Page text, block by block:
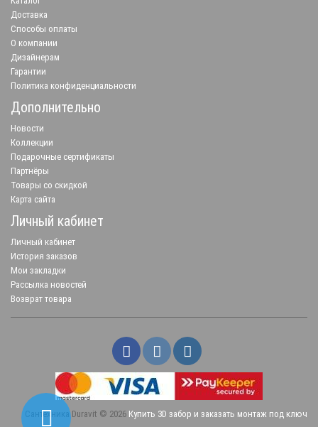
Доставка
Способы оплаты
О компании
Дизайнерам
Гарантии
Политика конфиденциальности
Дополнительно
Новости
Коллекции
Подарочные сертификаты
Партнёры
Товары со скидкой
Карта сайта
Личный кабинет
Личный кабинет
История заказов
Мои закладки
Рассылка новостей
Возврат товара
Сантехника Duravit © 2026 Купить 3D забор и заказать монтаж под ключ